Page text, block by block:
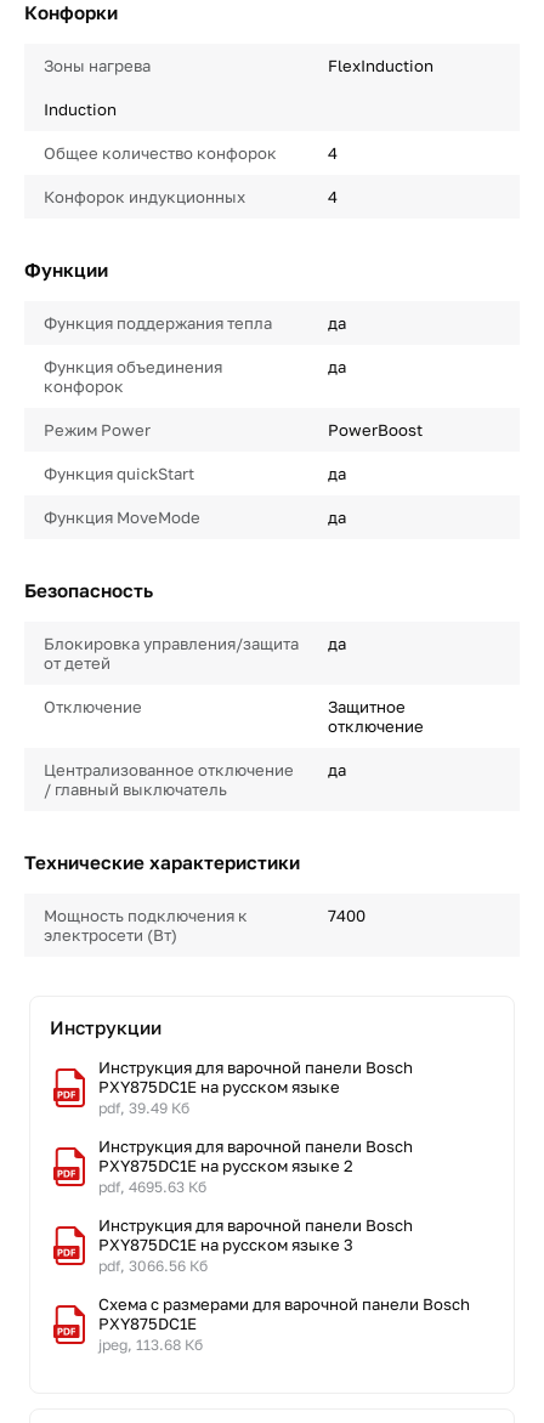
Конфорки
Зоны нагрева FlexInduction
Induction
Общее количество конфорок 4
Конфорок индукционных 4
Функции
Функция поддержания тепла да
Функция объединения
конфорок
да
Режим Power PowerBoost
Функция quickStart да
Функция MoveMode да
Безопасность
Блокировка управления/защита
от детей
да
Отключение
Защитное
отключение
Централизованное отключение
/ главный выключатель
да
Технические характеристики
Мощность подключения к
электросети (Вт)
7400
Инструкции
Инструкция для варочной панели Bosch
PXY875DC1E на русском языке
pdf, 39.49 Кб
Инструкция для варочной панели Bosch
PXY875DC1E на русском языке 2
pdf, 4695.63 Кб
Инструкция для варочной панели Bosch
PXY875DC1E на русском языке 3
pdf, 3066.56 Кб
Схема с размерами для варочной панели Bosch
PXY875DC1E
jpeg, 113.68 Кб